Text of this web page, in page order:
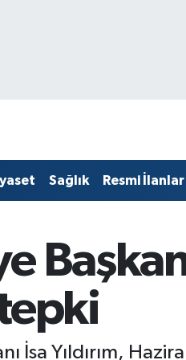
Sağlık Resmi İlanlar
İsa Yıldırım,